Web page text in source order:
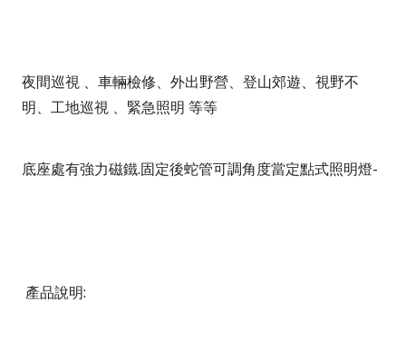
夜間巡視 、車輛檢修、外出野營、登山郊遊、視野不
明、工地巡視 、緊急照明 等等
底座處有強力磁鐵.固定後蛇管可調角度當定點式照明燈-
產品說明: